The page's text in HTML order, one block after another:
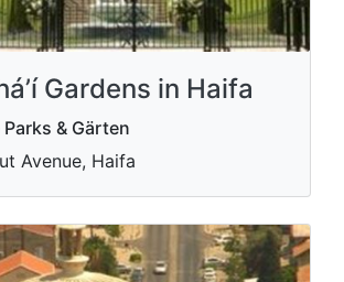
Gardens in Haifa
& Gärten
Avenue, Haifa